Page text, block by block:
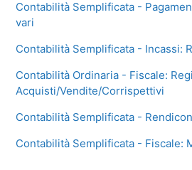
Contabilità Semplificata -
vari
Contabilità Semplificata - Incassi:
Contabilità Ordinaria - Fiscale:
Acquisti/Vendite/Corrispettivi
Contabilità Semplificata -
Contabilità Semplificata - Fiscale: